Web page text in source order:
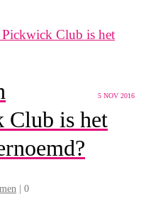
5 NOV 2016
Club is het
| 0